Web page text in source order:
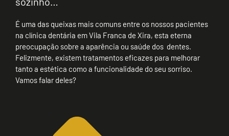
É uma das queixas mais comuns entre os nossos pacientes
na clínica dentária em Vila Franca de Xira, esta eterna
preocupação sobre a aparência ou saúde dos dentes.
Felizmente, existem tratamentos eficazes para melhorar
tanto a estética como a funcionalidade do seu sorriso.
Vamos falar deles?